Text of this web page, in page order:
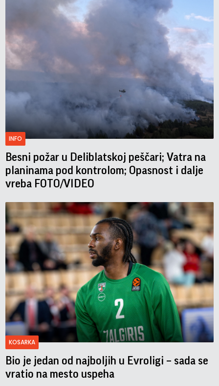
INFO
Besni požar u Deliblatskoj peščari; Vatra na
planinama pod kontrolom; Opasnost i dalje
vreba FOTO/VIDEO
KOSARKA
Bio je jedan od najboljih u Evroligi – sada se
vratio na mesto uspeha